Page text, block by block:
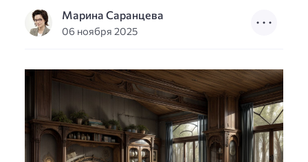
Марина Саранцева
06 ноября 2025